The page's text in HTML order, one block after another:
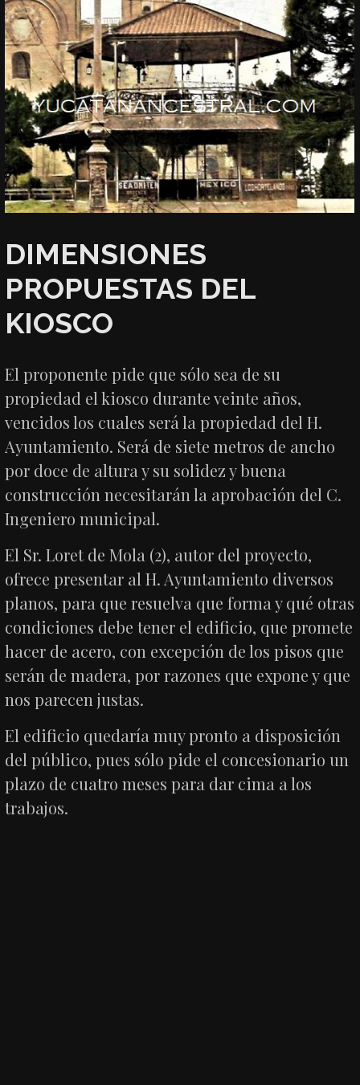
DIMENSIONES
PROPUESTAS DEL
KIOSCO
El proponente pide que sólo sea de su
propiedad el kiosco durante veinte años,
vencidos los cuales será la propiedad del H.
Ayuntamiento. Será de siete metros de ancho
por doce de altura y su solidez y buena
construcción necesitarán la aprobación del C.
Ingeniero municipal.
El Sr. Loret de Mola (2), autor del proyecto,
ofrece presentar al H. Ayuntamiento diversos
planos, para que resuelva que forma y qué otras
condiciones debe tener el edificio, que promete
hacer de acero, con excepción de los pisos que
serán de madera, por razones que expone y que
nos parecen justas.
El edificio quedaría muy pronto a disposición
del público, pues sólo pide el concesionario un
plazo de cuatro meses para dar cima a los
trabajos.